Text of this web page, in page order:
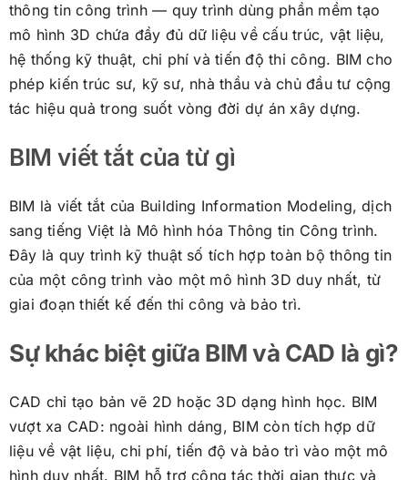
thông tin công trình — quy trình dùng phần mềm tạo
mô hình 3D chứa đầy đủ dữ liệu về cấu trúc, vật liệu,
hệ thống kỹ thuật, chi phí và tiến độ thi công. BIM cho
phép kiến trúc sư, kỹ sư, nhà thầu và chủ đầu tư cộng
tác hiệu quả trong suốt vòng đời dự án xây dựng.
BIM viết tắt của từ gì
BIM là viết tắt của Building Information Modeling, dịch
sang tiếng Việt là Mô hình hóa Thông tin Công trình.
Đây là quy trình kỹ thuật số tích hợp toàn bộ thông tin
của một công trình vào một mô hình 3D duy nhất, từ
giai đoạn thiết kế đến thi công và bảo trì.
Sự khác biệt giữa BIM và CAD là gì?
CAD chỉ tạo bản vẽ 2D hoặc 3D dạng hình học. BIM
vượt xa CAD: ngoài hình dáng, BIM còn tích hợp dữ
liệu về vật liệu, chi phí, tiến độ và bảo trì vào một mô
hình duy nhất. BIM hỗ trợ cộng tác thời gian thực và